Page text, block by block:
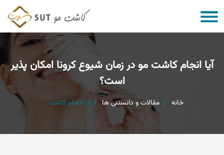
آیا انجام کاشت مو در زمان شیوع کرونا امکان پذیر
است؟
خانه مقالات و دانستنی ها آیا انجام کاشت ...